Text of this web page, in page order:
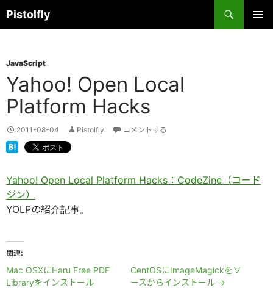
ン
ツ
へ
ッ
プ
Pistolfly
索
JavaScript
Yahoo! Open Local
Platform Hacks
2011-08-04 Pistolfly コメントする
Yahoo! Open Local Platform Hacks：CodeZine（コード
ジン）
YOLPの紹介記事。
関連
Mac OSXにHaru Free PDF
Libraryをインストール
CentOSにImageMagickをソ
ースからインストール →